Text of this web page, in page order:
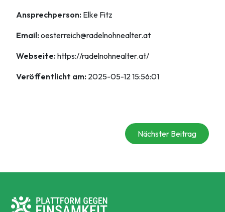
Ansprechperson: Elke Fitz
Email:oesterreich@radelnohnealter.at
Webseite:https://radelnohnealter.at/
Veröffentlicht am: 2025-05-12 15:56:01
Nächster Beitrag